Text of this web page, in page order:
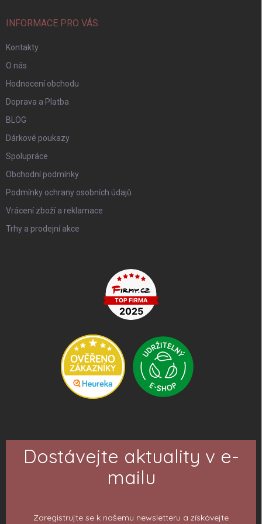
INFORMACE PRO VÁS
Kontakty
O nás
Hodnocení obchodu
Doprava a Platba
BLOG
Dárkové poukazy
Spolupráce
Obchodní podmínky
Podmínky ochrany osobních údajů
Vrácení zboží a reklamace
Trhy a prodejní akce
Dostávejte aktuality v e-
mailu
Zaregistrujte se k našemu newsletteru a získávejte